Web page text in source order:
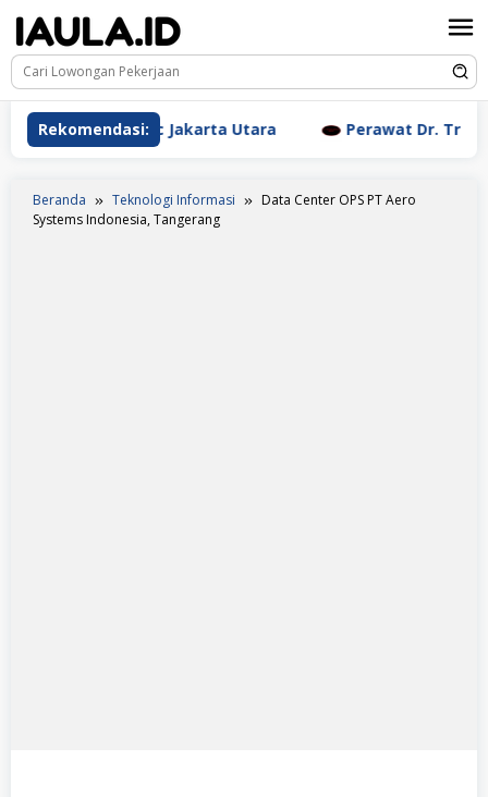
konten
Rekomendasi:
Clinic Jakarta Utara Perawat Dr. Triyanti
Beranda Teknologi Informasi
Data Center OPS PT Aero
Systems Indonesia, Tangerang